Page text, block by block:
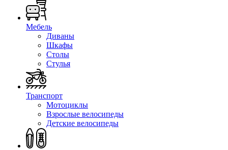
Мебель
Диваны
Шкафы
Столы
Стулья
Транспорт
Мотоциклы
Взрослые велосипеды
Детские велосипеды